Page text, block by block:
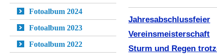
Fotoalbum 2024
Fotoalbum 2023
Fotoalbum 2022
Jahresabschlussfeier
Vereinsmeisterschaft
Sturm und Regen